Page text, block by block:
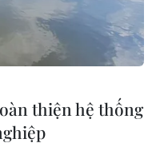
thiện hệ thống